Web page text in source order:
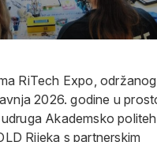
RiTech Expo,
2026. godine u
Akademsko
Rijeka s partnerskim